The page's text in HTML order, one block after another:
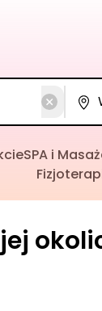
SPA i